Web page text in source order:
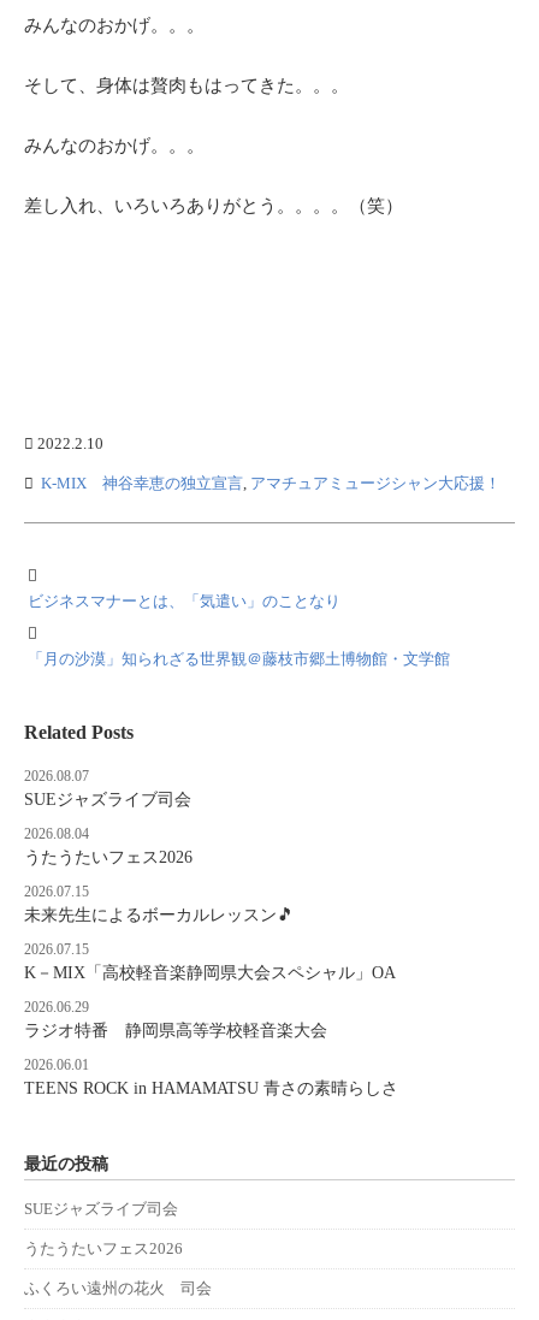
みんなのおかげ。。。
そして、身体は贅肉もはってきた。。。
みんなのおかげ。。。
差し入れ、いろいろありがとう。。。。（笑）
2022.2.10
K-MIX 神谷幸恵の独立宣言 アマチュアミュージシャン大応援！
ビジネスマナーとは、「気遣い」のことなり
「月の沙漠」知られざる世界観＠藤枝市郷土博物館・文学館
Related Posts
2026.08.07
SUEジャズライブ司会
2026.08.04
うたうたいフェス2026
2026.07.15
未来先生によるボーカルレッスン🎵
2026.07.15
K－MIX「高校軽音楽静岡県大会スペシャル」OA
2026.06.29
ラジオ特番 静岡県高等学校軽音楽大会
2026.06.01
TEENS ROCK in HAMAMATSU 青さの素晴らしさ
最近の投稿
SUEジャズライブ司会
うたうたいフェス2026
ふくろい遠州の花火 司会